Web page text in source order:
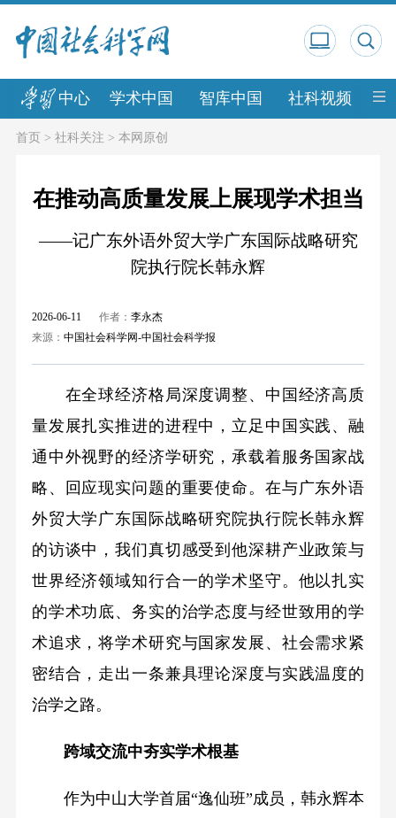
中心 学术中国 智库中国 社科视频 中
首页> 社科关注 > 本网原创
在推动高质量发展上展现学术担当
——记广东外语外贸大学广东国际战略研究
院执行院长韩永辉
2026-06-11 作者： 李永杰
来源： 中国社会科学网-中国社会科学报
在全球经济格局深度调整、中国经济高质
量发展扎实推进的进程中，立足中国实践、融
通中外视野的经济学研究，承载着服务国家战
略、回应现实问题的重要使命。在与广东外语
外贸大学广东国际战略研究院执行院长韩永辉
的访谈中，我们真切感受到他深耕产业政策与
世界经济领域知行合一的学术坚守。他以扎实
的学术功底、务实的治学态度与经世致用的学
术追求，将学术研究与国家发展、社会需求紧
密结合，走出一条兼具理论深度与实践温度的
治学之路。
跨域交流中夯实学术根基
作为中山大学首届“逸仙班”成员，韩永辉本